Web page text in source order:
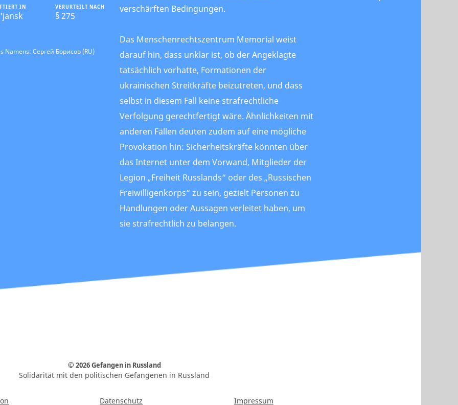
IN VERURTEILT NACH
§ 275
Namens: Сергей Борисов (RU)
verschärften Bedingungen.
Das Menschenrechtszentrum Memorial weist
darauf hin, dass unklar ist, ob der Angeklagte
tatsächlich vorhatte, Formationen der
ukrainischen Streitkräfte beizutreten, und dass
selbst in diesem Fall keine strafrechtliche
Verfolgung gerechtfertigt wäre. Ähnlichkeiten mit
anderen Fällen deuten zudem auf eine mögliche
Provokation hin: Sicherheitskräfte könnten über
das Internet unter dem Vorwand, Mitglieder der
Legion „Freiheit Russlands“ oder des „Russischen
Freiwilligenkorps“ zu sein, gezielt Personen zu
Handlungen oder Aussagen verleitet haben, um
sie strafrechtlich zu belangen.
© 2026 Gefangen in Russland
Solidarität mit den politischen Gefangenen in Russland
Datenschutz Impressum